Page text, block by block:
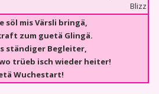
Blizz
söl mis Värsli bringä,
zum guetä Glingä.
ständiger Begleiter,
trüeb isch wieder heiter!
Wuchestart!